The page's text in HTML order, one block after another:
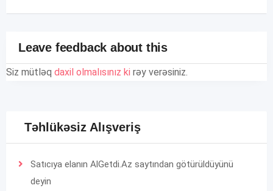
Leave feedback about this
Siz mütləq daxil olmalısınız ki rəy verəsiniz.
Təhlükəsiz Alışveriş
Satıcıya elanın AlGetdi.Az saytından götürüldüyünü
deyin